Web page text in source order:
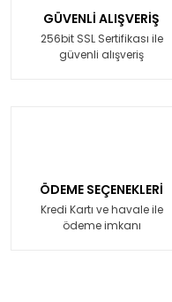
GÜVENLİ ALIŞVERİŞ
256bit SSL Sertifikası ile
güvenli alışveriş
ÖDEME SEÇENEKLERİ
Kredi Kartı ve havale ile
ödeme imkanı